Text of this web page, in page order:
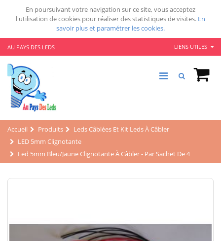
En poursuivant votre navigation sur ce site, vous acceptez
l'utilisation de cookies pour réaliser des statistiques de visites. En
savoir plus et paramétrer les cookies.
AU PAYS DES LEDS LIENS UTILES
Accueil Produits
Leds Câblées Et Kit Leds À Câbler
LED 5mm Clignotante
Led 5mm Bleu/jaune Clignotante À Câbler - Par Sachet De 4